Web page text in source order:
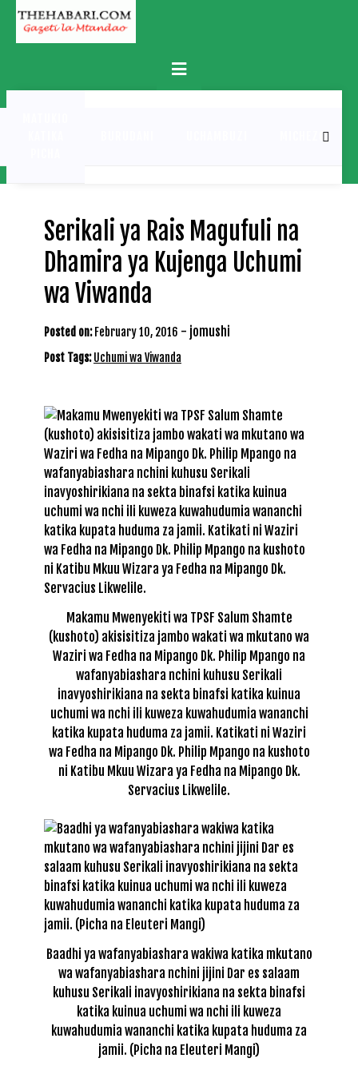
Skip
content
Primary
Menu
MICHEZO
Serikali ya Rais Magufuli na
Dhamira ya Kujenga Uchumi
wa Viwanda
Posted on: February 10, 2016 - jomushi
Post Tags:Uchumi wa Viwanda
Makamu Mwenyekiti wa TPSF Salum Shamte
(kushoto) akisisitiza jambo wakati wa mkutano wa
Waziri wa Fedha na Mipango Dk. Philip Mpango na
wafanyabiashara nchini kuhusu Serikali
inavyoshirikiana na sekta binafsi katika kuinua
uchumi wa nchi ili kuweza kuwahudumia wananchi
katika kupata huduma za jamii. Katikati ni Waziri
wa Fedha na Mipango Dk. Philip Mpango na kushoto
ni Katibu Mkuu Wizara ya Fedha na Mipango Dk.
Servacius Likwelile.
Baadhi ya wafanyabiashara wakiwa katika mkutano
wa wafanyabiashara nchini jijini Dar es salaam
kuhusu Serikali inavyoshirikiana na sekta binafsi
katika kuinua uchumi wa nchi ili kuweza
kuwahudumia wananchi katika kupata huduma za
jamii. (Picha na Eleuteri Mangi)